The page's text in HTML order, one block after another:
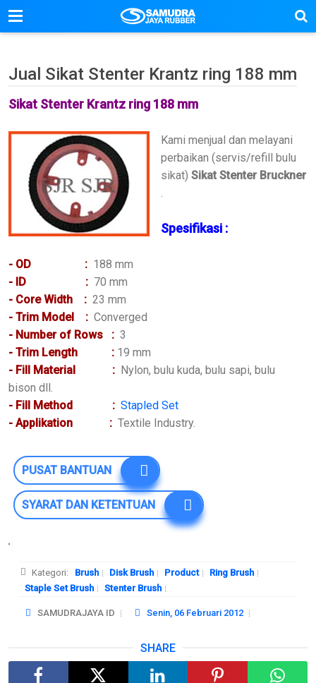
Jual Sikat Stenter Krantz ring 188 mm
Sikat Stenter Krantz ring 188 mm
Kami menjual dan melayani
perbaikan (servis/refill bulu
sikat) Sikat Stenter Bruckner
.
Spesifikasi :
- OD : 188 mm
- ID : 70 mm
- Core Width
: 23 mm
- Trim Model : Converged
- Number of Rows : 3
- Trim Length
: 19 mm
- Fill Material : Nylon, bulu kuda, bulu sapi, bulu
bison dll.
- Fill Method
: Stapled Set
- Applikation
: Textile Industry.
PUSAT BANTUAN
SYARAT DAN KETENTUAN
Kategori: Brush Disk Brush Product
Ring Brush
Staple Set Brush
Stenter Brush
SAMUDRAJAYA ID Senin, 06 Februari 2012
SHARE